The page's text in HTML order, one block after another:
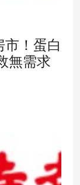
！蛋白
無需求